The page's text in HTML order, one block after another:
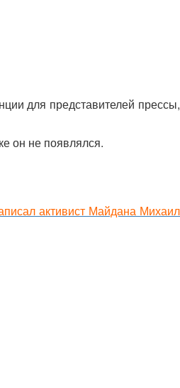
для представителей прессы,
он не появлялся.
активист Майдана Михаил